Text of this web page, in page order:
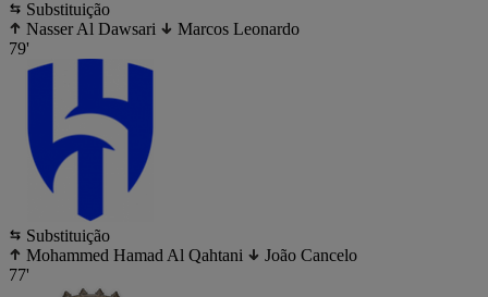
Substituição
Nasser Al Dawsari
Marcos Leonardo
79'
Substituição
Mohammed Hamad Al Qahtani
João Cancelo
77'